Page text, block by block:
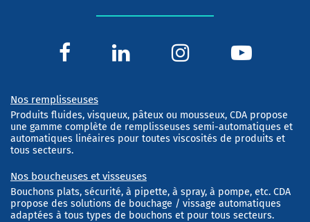
Nos remplisseuses
Produits fluides, visqueux, pâteux ou mousseux, CDA propose
une gamme complète de remplisseuses semi-automatiques et
automatiques linéaires pour toutes viscosités de produits et
tous secteurs.
Nos boucheuses et visseuses
Bouchons plats, sécurité, à pipette, à spray, à pompe, etc. CDA
propose des solutions de bouchage / vissage automatiques
adaptées à tous types de bouchons et pour tous secteurs.